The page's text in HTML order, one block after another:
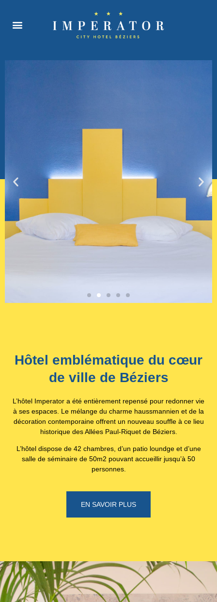
Hôtel emblématique du cœur
de ville de Béziers
L’hôtel Imperator a été entièrement repensé pour redonner vie
à ses espaces. Le mélange du charme haussmannien et de la
décoration contemporaine offrent un nouveau souffle à ce lieu
historique des Allées Paul-Riquet de Béziers.
L’hôtel dispose de 42 chambres, d’un patio loundge et d’une
salle de séminaire de 50m2 pouvant accueillir jusqu’à 50
personnes.
EN SAVOIR PLUS